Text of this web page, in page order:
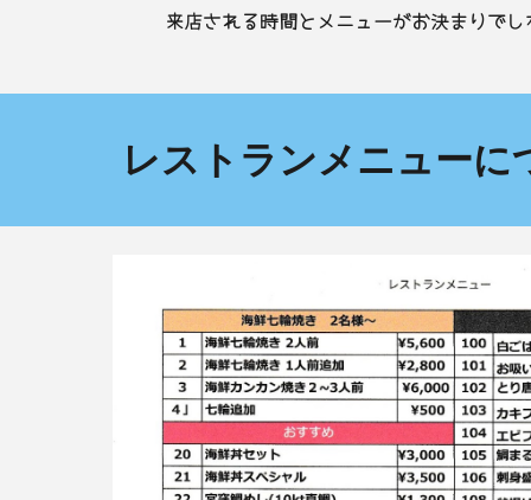
来店される時間とメニューがお決まりで
レストランメニューに